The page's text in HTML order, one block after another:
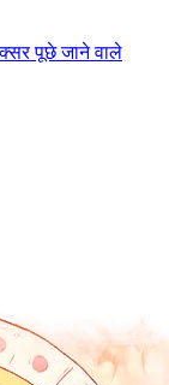
पूछे जाने वाले